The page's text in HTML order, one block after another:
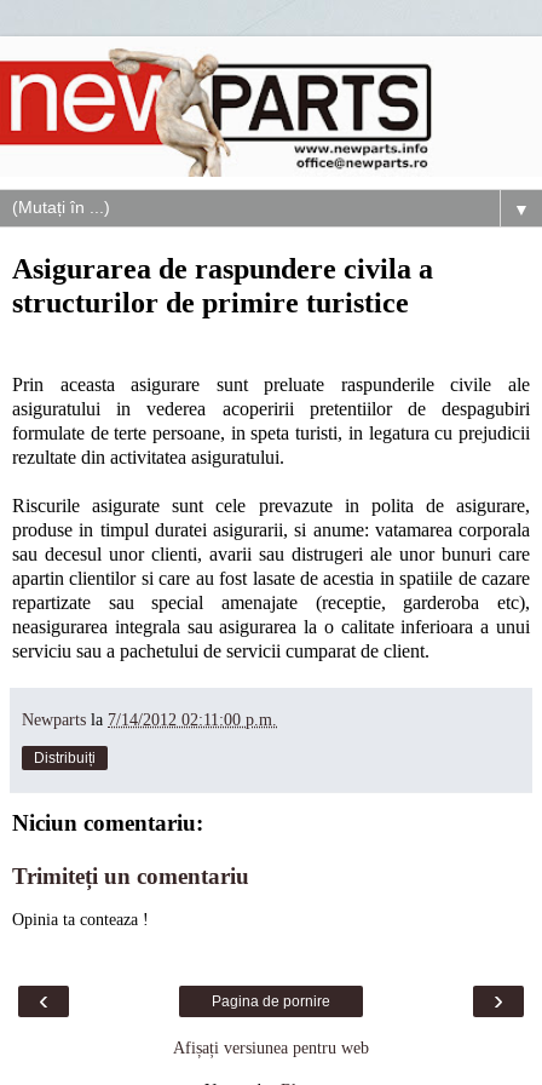
▼
Asigurarea de raspundere civila a
structurilor de primire turistice
Prin aceasta asigurare sunt preluate raspunderile civile ale
asiguratului in vederea acoperirii pretentiilor de despagubiri
formulate de terte persoane, in speta turisti, in legatura cu prejudicii
rezultate din activitatea asiguratului.
Riscurile asigurate sunt cele prevazute in polita de asigurare,
produse in timpul duratei asigurarii, si anume: vatamarea corporala
sau decesul unor clienti, avarii sau distrugeri ale unor bunuri care
apartin clientilor si care au fost lasate de acestia in spatiile de cazare
repartizate sau special amenajate (receptie, garderoba etc),
neasigurarea integrala sau asigurarea la o calitate inferioara a unui
serviciu sau a pachetului de servicii cumparat de client.
Newparts la 7/14/2012 02:11:00 p.m.
Distribuiți
Niciun comentariu:
Trimiteți un comentariu
Opinia ta conteaza !
‹ ›
Pagina de pornire
Afișați versiunea pentru web